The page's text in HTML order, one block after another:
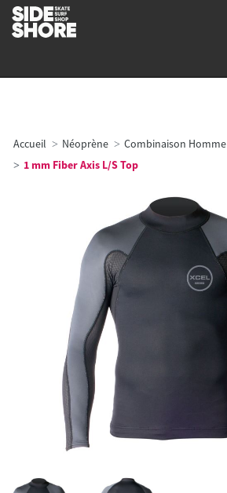
Accueil Néoprène Combinaison Homme
1 mm Fiber Axis L/S Top